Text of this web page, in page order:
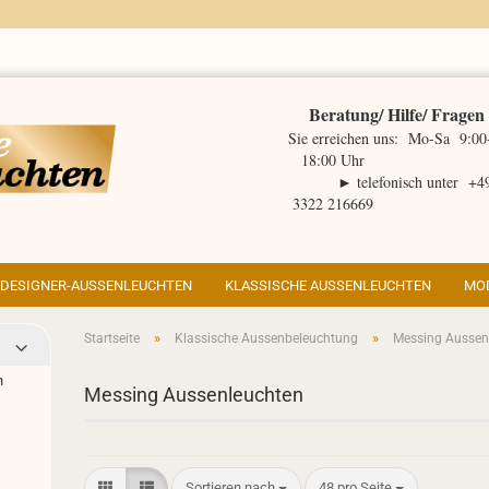
Beratung/ Hilfe/ Fragen
Sie erreichen uns: Mo-Sa
18:00 Uhr
► telefonisch unter
3322 216669
DESIGNER-AUSSENLEUCHTEN
Aussenleuchte Brick
KLASSISCHE AUSSENLEUCHTEN
LED-Wegeleuchten
Tipps anzeigen
zur Weihnachtsbeleuchtung
Aussenleuchten
Startseite » Klassische Aussenbeleuchtung » Messing
Messing Aussenleuchten